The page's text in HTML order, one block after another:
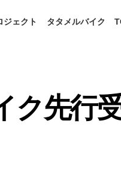
ジェクト タタメルバイク
ク先行